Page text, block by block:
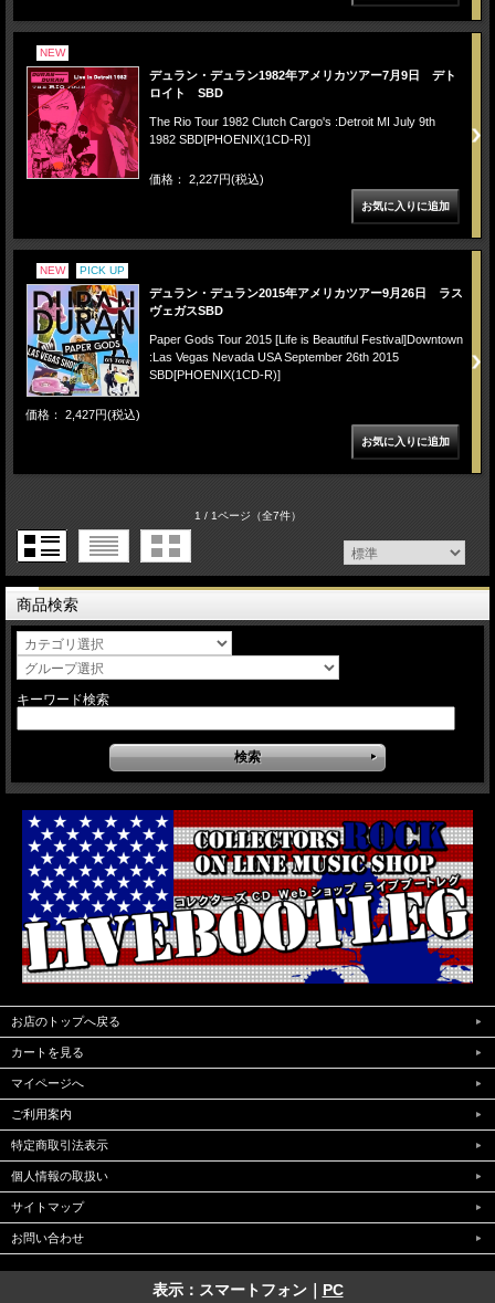
NEW
デュラン・デュラン1982年アメリカツアー7月9日 デト
ロイト SBD
The Rio Tour 1982 Clutch Cargo's :Detroit MI July 9th
1982 SBD[PHOENIX(1CD-R)]
価格： 2,227円(税込)
NEW PICK UP
デュラン・デュラン2015年アメリカツアー9月26日 ラス
ヴェガスSBD
Paper Gods Tour 2015 [Life is Beautiful Festival]Downtown
:Las Vegas Nevada USA September 26th 2015
SBD[PHOENIX(1CD-R)]
価格： 2,427円(税込)
1 / 1ページ（全7件）
商品検索
キーワード検索
お店のトップへ戻る
カートを見る
マイページへ
ご利用案内
特定商取引法表示
個人情報の取扱い
サイトマップ
お問い合わせ
表示：スマートフォン｜ PC